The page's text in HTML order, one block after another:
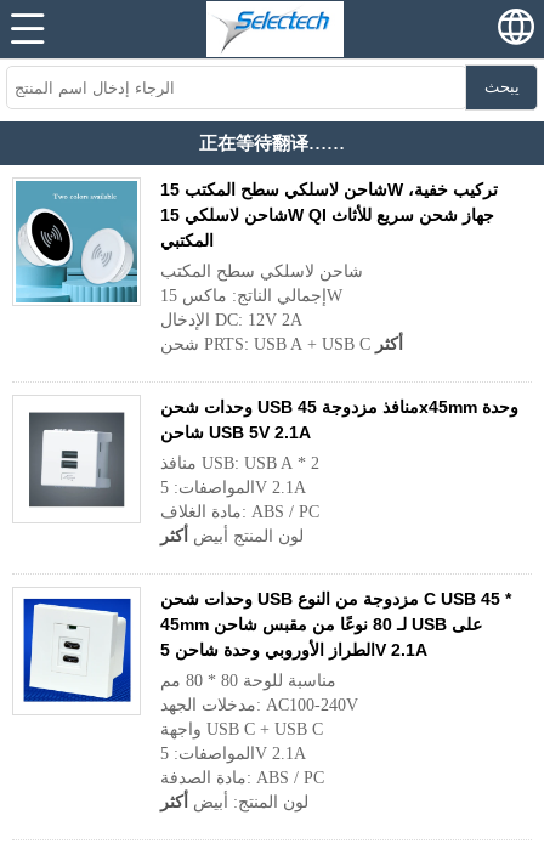
يبحث
正在等待翻译……
شاحن لاسلكي سطح المكتب 15W تركيب خفية،
شاحن لاسلكي 15W QI جهاز شحن سريع للأثاث
المكتبي
شاحن لاسلكي سطح المكتب
إجمالي الناتج: ماكس 15W
الإدخال DC: 12V 2A
شحن PRTS: USB A + USB C أكثر
وحدات شحن USB منافذ مزدوجة 45x45mm وحدة
شاحن USB 5V 2.1A
منافذ USB: USB A * 2
المواصفات: 5V 2.1A
مادة الغلاف: ABS / PC
لون المنتج أبيض أكثر
وحدات شحن USB مزدوجة من النوع C USB 45 *
45mm لـ 80 نوعًا من مقبس شاحن USB على
الطراز الأوروبي وحدة شاحن 5V 2.1A
مناسبة للوحة 80 * 80 مم
مدخلات الجهد: AC100-240V
واجهة USB C + USB C
المواصفات: 5V 2.1A
مادة الصدفة: ABS / PC
لون المنتج: أبيض أكثر